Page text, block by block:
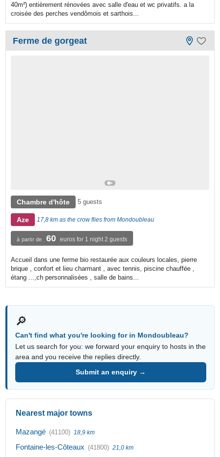
40m²) entièrement rénovées avec salle d'eau et wc privatifs. a la
croisée des perches vendômois et sarthois...
Ferme de gorgeat
Chambre d'hôte 5 guests
Aze 17,8 km as the crow flies from Mondoubleau
à partir de 60 euros for 1 night 2 guests
Accueil dans une ferme bio restaurée aux couleurs locales, pierre
brique , confort et lieu charmant , avec tennis, piscine chauffée ,
étang ...,ch personnalisées , salle de bains...
🔎
Can't find what you're looking for in Mondoubleau?
Let us search for you: we forward your enquiry to hosts in the
area and you receive the replies directly.
Submit an enquiry →
Nearest major towns
Mazangé (41100) 18,9 km
Fontaine-les-Côteaux (41800) 21,0 km